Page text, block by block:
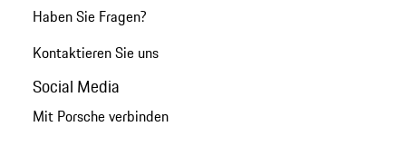
Haben Sie Fragen?
Kontaktieren Sie uns
Social Media
Mit Porsche verbinden